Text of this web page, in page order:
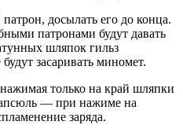
досылать его до конца.
патронами будут давать
шляпок гильз
засаривать миномет.
только на край шляпки
— при нажиме на
заряда.